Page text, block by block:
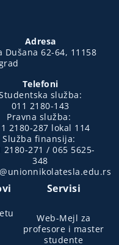
Adresa
Dušana 62-64, 11158
Telefoni
služba:
011 2180-143
Pravna služba:
2180-287 lokal 114
Služba finansija:
2180-271 / 065 5625-
348
Servisi
Web-Mejl za
profesore i master
studente